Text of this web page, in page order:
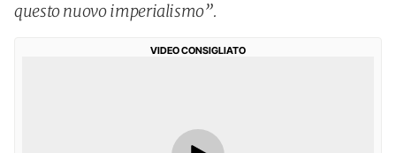
questo nuovo imperialismo”.
VIDEO CONSIGLIATO